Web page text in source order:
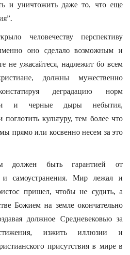
и уничтожить даже то, что еще
человечеству перспективу
оно сделало возможным и
не ужасайтеся, надлежит бо всем
должны мужественно
деградацию норм
и черные дыры небытия,
поглотить культуру, тем более что
прямо или косвенно несем за это
должен быть гарантией от
и самоустранения. Мир лежал и
пришел, чтобы не судить, а
Божием на земле окончательно
должное Средневековью за
изжить иллюзии и
присутствия в мире в